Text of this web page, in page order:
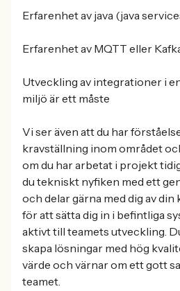
Erfarenhet av java (java
Erfarenhet av MQTT eller
Utveckling av integrationer i
miljö är ett måste
Vi ser även att du har
kravställning inom området
om du har arbetat i projekt
du tekniskt nyfiken med ett
och delar gärna med dig av din
för att sätta dig in i befintliga
aktivt till teamets utveckling.
skapa lösningar med hög
värde och värnar om ett gott
teamet.